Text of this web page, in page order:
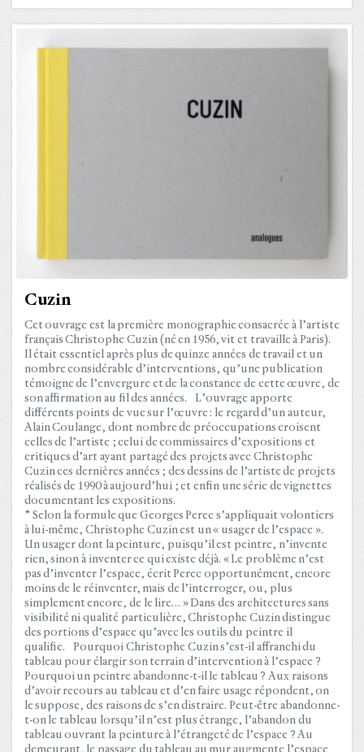
Cuzin
Cet ouvrage est la première monographie consacrée à l’artiste
français Christophe Cuzin (né en 1956, vit et travaille à Paris).
Il était essentiel après plus de quinze années de travail et un
nombre considérable d’interventions, qu’une publication
témoigne de l’envergure et de la constance de cette œuvre, de
son affirmation au fil des années. L’ouvrage apporte
différents points de vue sur l’œuvre : le regard d’un auteur,
Alain Coulange, dont nombre de préoccupations croisent
celles de l’artiste ; celui de commissaires d’expositions et
critiques d’art ayant partagé des projets avec Christophe
Cuzin ces dernières années ; des dessins de l’artiste de projets
réalisés de 1990 à aujourd’hui ; et enfin une série de vignettes
documentant les expositions.
” Selon la formule que Georges Perec s’appliquait volontiers
à lui-même, Christophe Cuzin est un « usager de l’espace ».
Un usager dont la peinture, puisqu’il est peintre, n’invente
rien, sinon à inventer ce qui existe déjà. « Le problème n’est
pas d’inventer l’espace, écrit Perec opportunément, encore
moins de le réinventer, mais de l’interroger, ou, plus
simplement encore, de le lire… » Dans des architectures sans
visibilité ni qualité particulière, Christophe Cuzin distingue
des portions d’espace qu’avec les outils du peintre il
qualifie. Pourquoi Christophe Cuzin s’est-il affranchi du
tableau pour élargir son terrain d’intervention à l’espace ?
Pourquoi un peintre abandonne-t-il le tableau ? Aux raisons
d’avoir recours au tableau et d’en faire usage répondent, on
le suppose, des raisons de s’en distraire. Peut-être abandonne-
t-on le tableau lorsqu’il n’est plus étrange, l’abandon du
tableau ouvrant la peinture à l’étrangeté de l’espace ? Au
demeurant, le passage du tableau au mur augmente l’espace